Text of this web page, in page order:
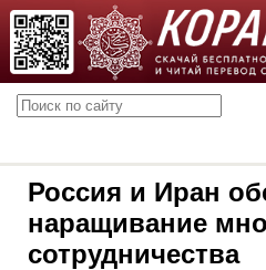
Россия и Иран
наращивание
сотрудничества